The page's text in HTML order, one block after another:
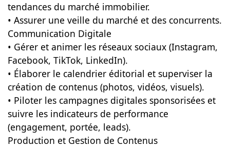
tendances du marché immobilier.
• Assurer une veille du marché et des concurrents.
Communication Digitale
• Gérer et animer les réseaux sociaux (Instagram,
Facebook, TikTok, LinkedIn).
• Élaborer le calendrier éditorial et superviser la
création de contenus (photos, vidéos, visuels).
• Piloter les campagnes digitales sponsorisées et
suivre les indicateurs de performance
(engagement, portée, leads).
Production et Gestion de Contenus